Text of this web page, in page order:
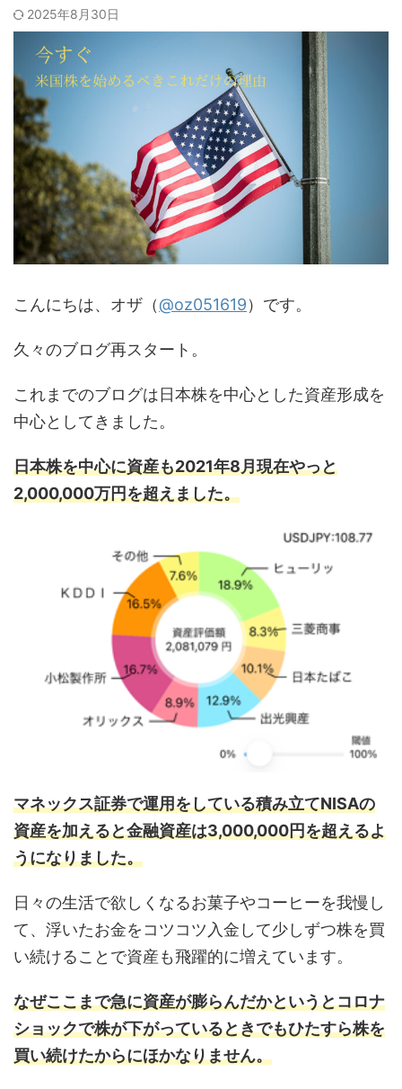
2025年8月30日
こんにちは、オザ（@oz051619）です。
久々のブログ再スタート。
これまでのブログは日本株を中心とした資産形成を
中心としてきました。
日本株を中心に資産も2021年8月現在やっと
2,000,000万円を超えました。
マネックス証券で運用をしている積み立てNISAの
資産を加えると金融資産は3,000,000円を超えるよ
うになりました。
日々の生活で欲しくなるお菓子やコーヒーを我慢し
て、浮いたお金をコツコツ入金して少しずつ株を買
い続けることで資産も飛躍的に増えています。
なぜここまで急に資産が膨らんだかというとコロナ
ショックで株が下がっているときでもひたすら株を
買い続けたからにほかなりません。